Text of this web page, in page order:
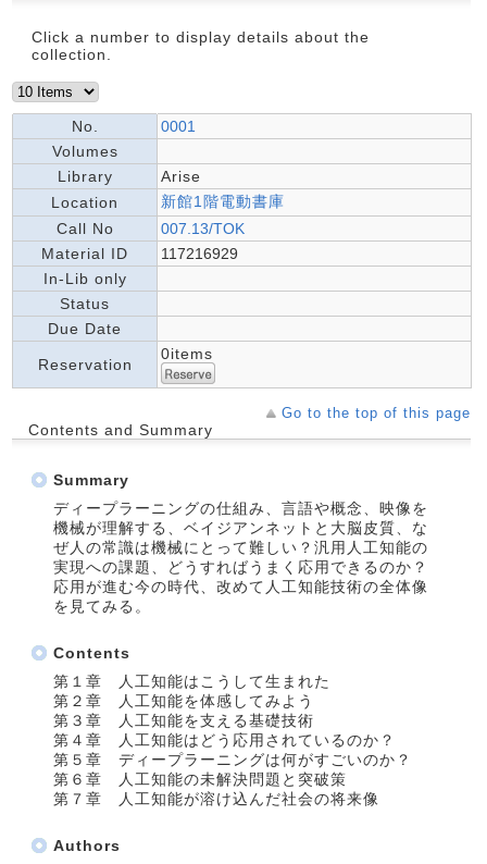
Click a number to display details about the
collection.
No.
0001
Volumes
Library
Arise
Location
新館1階電動書庫
Call No
007.13/TOK
Material ID
117216929
In-Lib only
Status
Due Date
Reservation
0items
Go to the top of this page
Contents and Summary
Summary
ディープラーニングの仕組み、言語や概念、映像を
機械が理解する、ベイジアンネットと大脳皮質、な
ぜ人の常識は機械にとって難しい？汎用人工知能の
実現への課題、どうすればうまく応用できるのか？
応用が進む今の時代、改めて人工知能技術の全体像
を見てみる。
Contents
第１章 人工知能はこうして生まれた
第２章 人工知能を体感してみよう
第３章 人工知能を支える基礎技術
第４章 人工知能はどう応用されているのか？
第５章 ディープラーニングは何がすごいのか？
第６章 人工知能の未解決問題と突破策
第７章 人工知能が溶け込んだ社会の将来像
Authors